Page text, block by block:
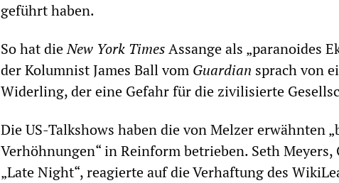
geführt haben.
So hat dieNew York TimesAssange als „paranoides
der Kolumnist James Ball vom Guardian sprach von
Widerling, der eine Gefahr für die zivilisierte
Die US-Talkshows haben die von Melzer erwähnten
Verhöhnungen“ in Reinform betrieben. Seth Meyers,
„Late Night“, reagierte auf die Verhaftung des